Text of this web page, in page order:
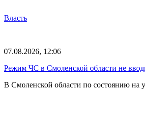
Власть
07.08.2026, 12:06
Режим ЧС в Смоленской области не
В Смоленской области по состоянию на